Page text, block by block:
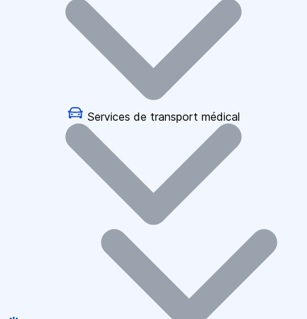
Services de transport médical